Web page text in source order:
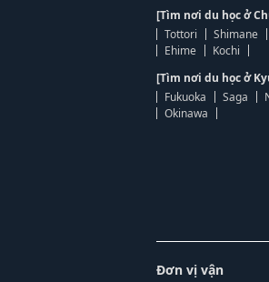
[Tìm nơi du học ở
Tottori
Shimane
Ehime
Kochi
[Tìm nơi du học ở
Fukuoka
Saga
Okinawa
Đơn vị vận